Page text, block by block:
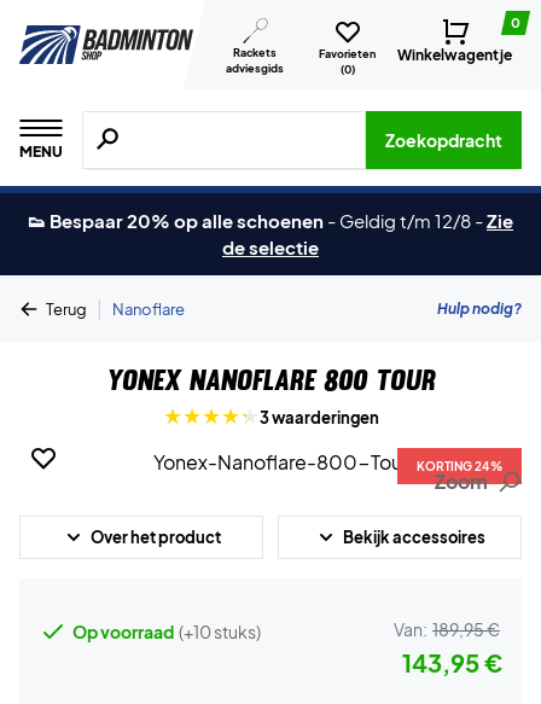
Rackets
adviesgids
Favorieten
(0)
0
Winkelwagentje
MENU
Zoeken naar producten, merken etc.
Zoekopdracht
👟 Bespaar 20% op alle schoenen - Geldig t/m 12/8 -Zie
de selectie
Terug | Nanoflare Hulp nodig?
Yonex Nanoflare 800 Tour
3 waarderingen
KORTING 24%
Zoom
Over het product Bekijk accessoires
Op voorraad (+10 stuks) Van: 189,95 €
143,95 €